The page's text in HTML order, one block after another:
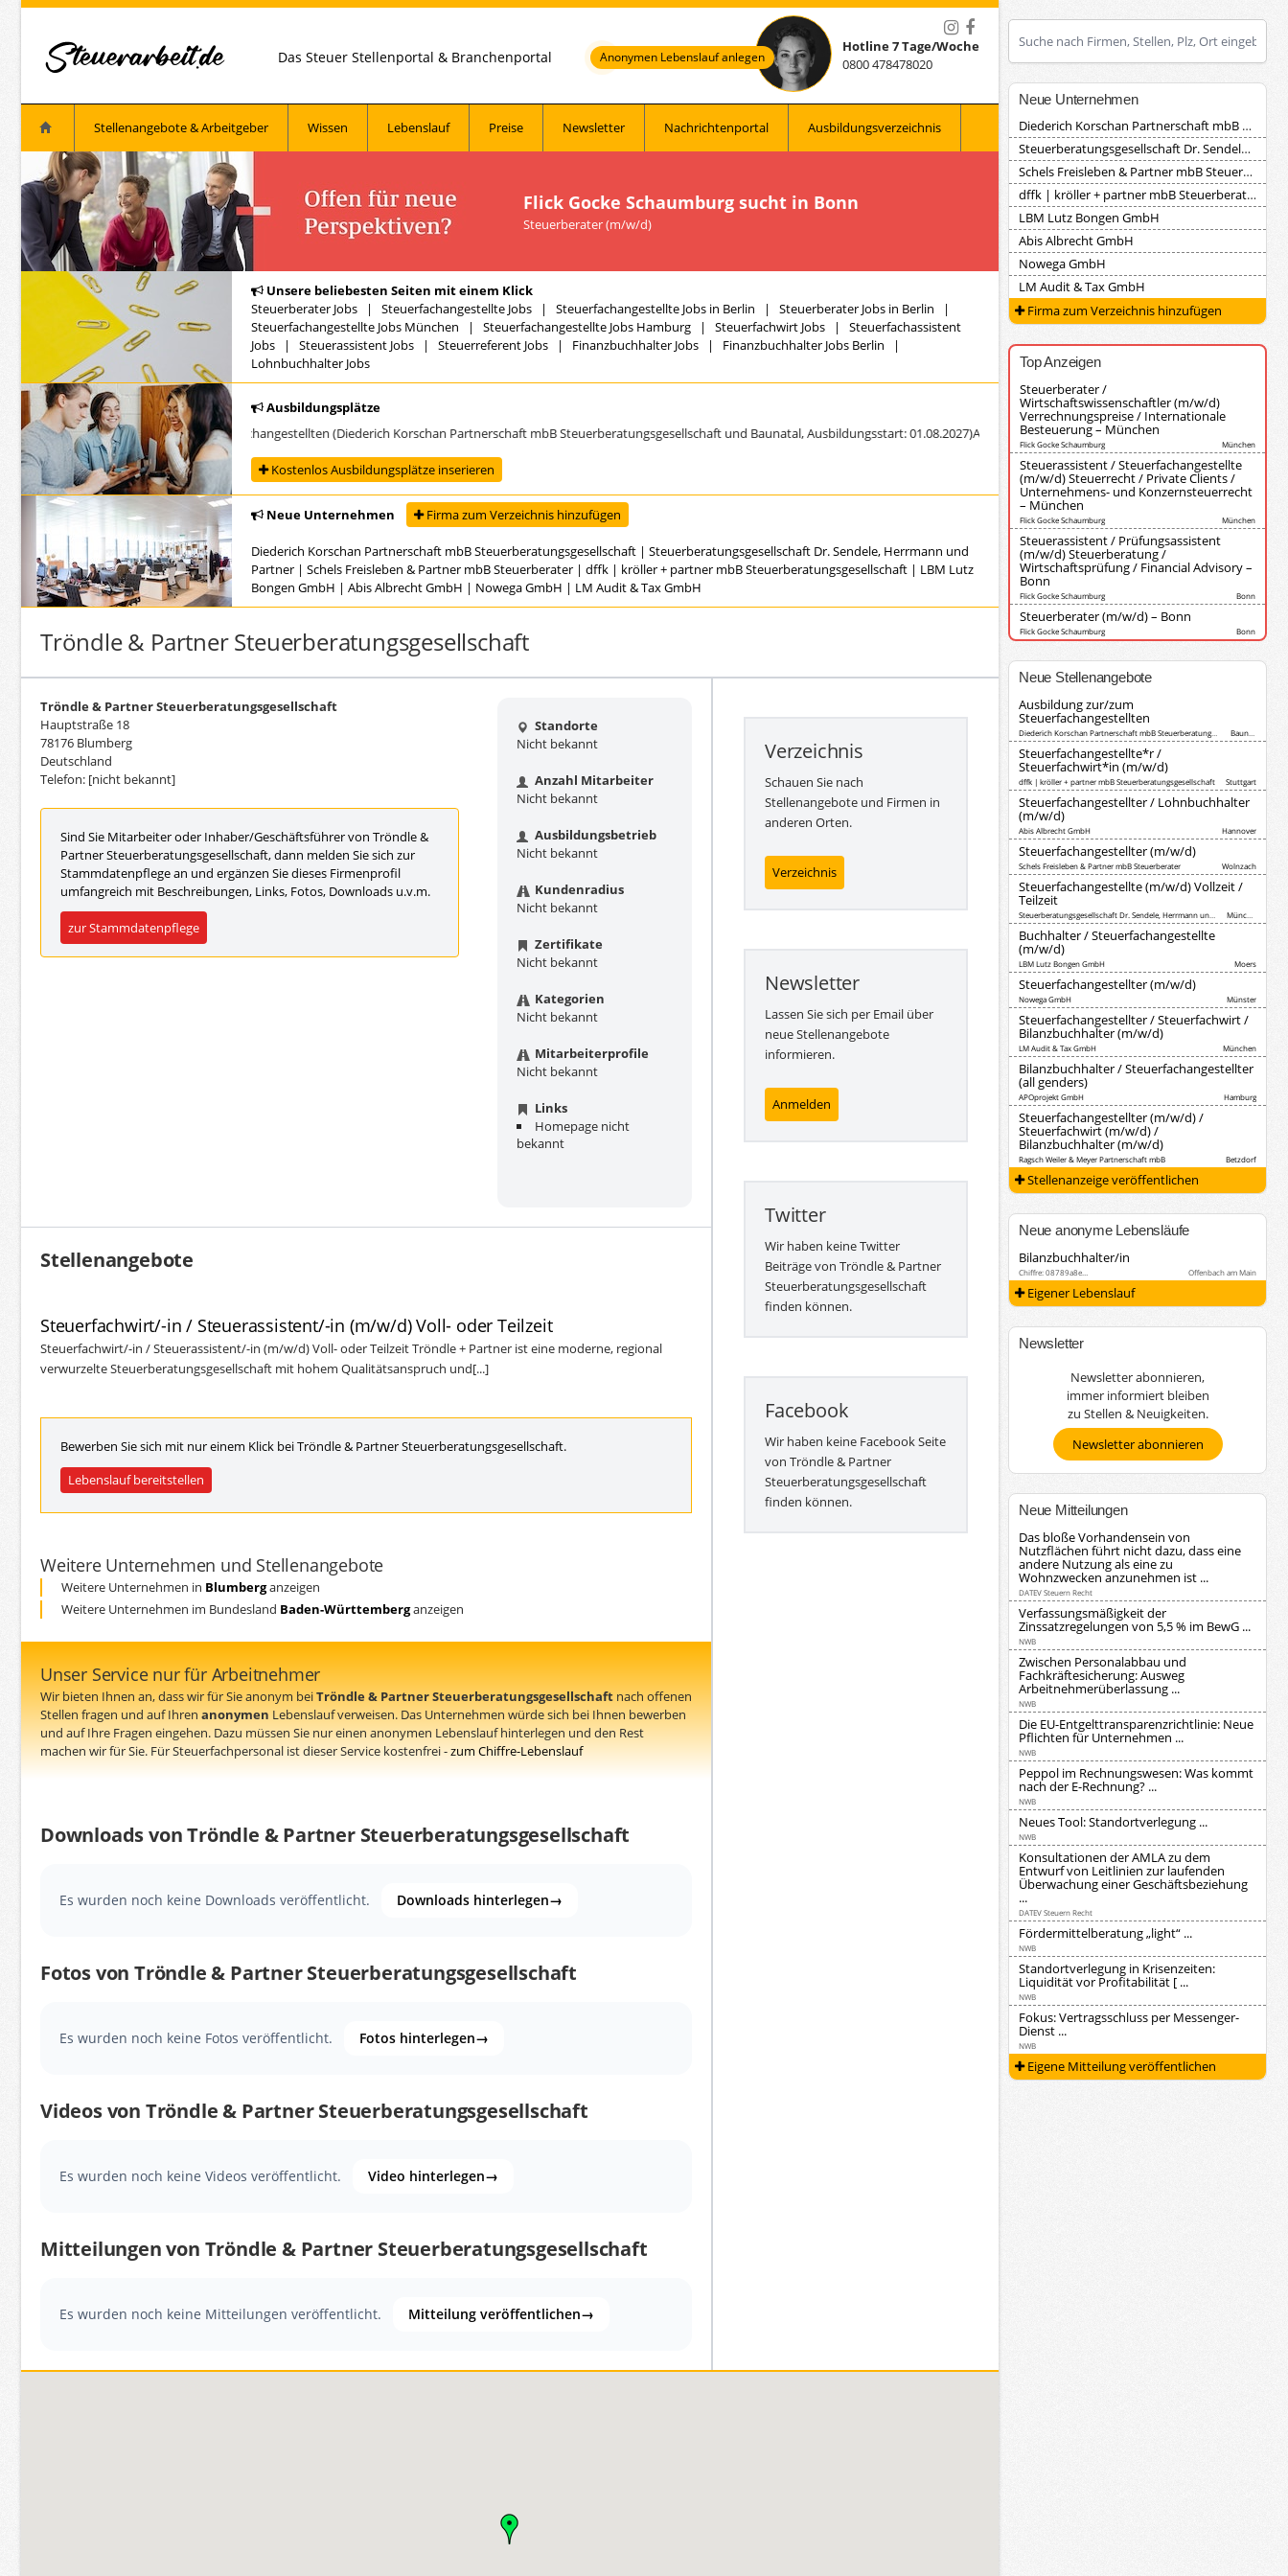
Das Steuer Stellenportal & Branchenportal Anonymen Lebenslauf anlegen
Hotline 7 Tage/Woche
0800 478478020
Stellenangebote & Arbeitgeber Wissen Lebenslauf Preise Newsletter Nachrichtenportal Ausbildungsverzeichnis
Flick Gocke Schaumburg sucht in Bonn
Steuerberater (m/w/d)
Unsere beliebesten Seiten mit einem Klick
Steuerberater Jobs | Steuerfachangestellte Jobs | Steuerfachangestellte Jobs in Berlin | Steuerberater Jobs in Berlin |
Steuerfachangestellte Jobs München | Steuerfachangestellte Jobs Hamburg | Steuerfachwirt Jobs | Steuerfachassistent
Jobs | Steuerassistent Jobs | Steuerreferent Jobs | Finanzbuchhalter Jobs | Finanzbuchhalter Jobs Berlin |
Lohnbuchhalter Jobs
Ausbildungsplätze
Ausbildung zur/zum Steuerfachangestellten (Diederich Korschan Partnerschaft mbB Steuerberatungsgesellschaft und Baunatal, Ausbildungsstart: 01.08.2027)Ausbildung zur/zum Steuerfachangestellten (Diederich
Kostenlos Ausbildungsplätze inserieren
Neue Unternehmen Firma zum Verzeichnis hinzufügen
Diederich Korschan Partnerschaft mbB Steuerberatungsgesellschaft | Steuerberatungsgesellschaft Dr. Sendele, Herrmann und
Partner | Schels Freisleben & Partner mbB Steuerberater | dffk | kröller + partner mbB Steuerberatungsgesellschaft | LBM Lutz
Bongen GmbH | Abis Albrecht GmbH | Nowega GmbH | LM Audit & Tax GmbH
Tröndle & Partner Steuerberatungsgesellschaft
Tröndle & Partner Steuerberatungsgesellschaft
Hauptstraße 18
78176 Blumberg
Deutschland
Telefon: [nicht bekannt]
Sind Sie Mitarbeiter oder Inhaber/Geschäftsführer von Tröndle &
Partner Steuerberatungsgesellschaft, dann melden Sie sich zur
Stammdatenpflege an und ergänzen Sie dieses Firmenprofil
umfangreich mit Beschreibungen, Links, Fotos, Downloads u.v.m.
zur Stammdatenpflege
Standorte
Nicht bekannt
Anzahl Mitarbeiter
Nicht bekannt
Ausbildungsbetrieb
Nicht bekannt
Kundenradius
Nicht bekannt
Zertifikate
Nicht bekannt
Kategorien
Nicht bekannt
Mitarbeiterprofile
Nicht bekannt
Links
Homepage nicht
bekannt
Stellenangebote
Steuerfachwirt/-in / Steuerassistent/-in (m/w/d) Voll- oder Teilzeit
Steuerfachwirt/-in / Steuerassistent/-in (m/w/d) Voll- oder Teilzeit Tröndle + Partner ist eine moderne, regional
verwurzelte Steuerberatungsgesellschaft mit hohem Qualitätsanspruch und[...]
Bewerben Sie sich mit nur einem Klick bei Tröndle & Partner Steuerberatungsgesellschaft.
Lebenslauf bereitstellen
Weitere Unternehmen und Stellenangebote
Weitere Unternehmen in Blumberganzeigen
Weitere Unternehmen im Bundesland Baden-Württemberganzeigen
Unser Service nur für Arbeitnehmer
Wir bieten Ihnen an, dass wir für Sie anonym beiTröndle & Partner Steuerberatungsgesellschaft nach offenen
Stellen fragen und auf Ihren anonymen Lebenslauf verweisen. Das Unternehmen würde sich bei Ihnen bewerben
und auf Ihre Fragen eingehen. Dazu müssen Sie nur einen anonymen Lebenslauf hinterlegen und den Rest
machen wir für Sie. Für Steuerfachpersonal ist dieser Service kostenfrei -zum Chiffre-Lebenslauf
Downloads von Tröndle & Partner Steuerberatungsgesellschaft
Es wurden noch keine Downloads veröffentlicht. Downloads hinterlegen→
Fotos von Tröndle & Partner Steuerberatungsgesellschaft
Es wurden noch keine Fotos veröffentlicht. Fotos hinterlegen→
Videos von Tröndle & Partner Steuerberatungsgesellschaft
Es wurden noch keine Videos veröffentlicht. Video hinterlegen→
Mitteilungen von Tröndle & Partner Steuerberatungsgesellschaft
Es wurden noch keine Mitteilungen veröffentlicht. Mitteilung veröffentlichen→
Verzeichnis
Schauen Sie nach
Stellenangebote und Firmen in
anderen Orten.
Verzeichnis
Newsletter
Lassen Sie sich per Email über
neue Stellenangebote
informieren.
Anmelden
Twitter
Wir haben keine Twitter
Beiträge von Tröndle & Partner
Steuerberatungsgesellschaft
finden können.
Facebook
Wir haben keine Facebook Seite
von Tröndle & Partner
Steuerberatungsgesellschaft
finden können.
Neue Unternehmen
Diederich Korschan Partnerschaft mbB Steuerberatungsgesellschaft
Steuerberatungsgesellschaft Dr. Sendele, Herrmann und Partner
Schels Freisleben & Partner mbB Steuerberater
dffk | kröller + partner mbB Steuerberatungsgesellschaft
LBM Lutz Bongen GmbH
Abis Albrecht GmbH
Nowega GmbH
LM Audit & Tax GmbH
Firma zum Verzeichnis hinzufügen
Top Anzeigen
Steuerberater /
Wirtschaftswissenschaftler (m/w/d)
Verrechnungspreise / Internationale
Besteuerung – München
Flick Gocke Schaumburg München
Steuerassistent / Steuerfachangestellte
(m/w/d) Steuerrecht / Private Clients /
Unternehmens- und Konzernsteuerrecht
– München
Flick Gocke Schaumburg München
Steuerassistent / Prüfungsassistent
(m/w/d) Steuerberatung /
Wirtschaftsprüfung / Financial Advisory –
Bonn
Flick Gocke Schaumburg Bonn
Steuerberater (m/w/d) – Bonn
Flick Gocke Schaumburg Bonn
Neue Stellenangebote
Ausbildung zur/zum
Steuerfachangestellten
Baunatal
Steuerfachangestellte*r /
Steuerfachwirt*in (m/w/d)
dffk | kröller + partner mbB Steuerberatungsgesellschaft Stuttgart
Steuerfachangestellter / Lohnbuchhalter
(m/w/d)
Abis Albrecht GmbH Hannover
Steuerfachangestellter (m/w/d)
Schels Freisleben & Partner mbB Steuerberater Wolnzach
Steuerfachangestellte (m/w/d) Vollzeit /
Teilzeit
München
Buchhalter / Steuerfachangestellte
(m/w/d)
LBM Lutz Bongen GmbH Moers
Steuerfachangestellter (m/w/d)
Nowega GmbH Münster
Steuerfachangestellter / Steuerfachwirt /
Bilanzbuchhalter (m/w/d)
LM Audit & Tax GmbH München
Bilanzbuchhalter / Steuerfachangestellter
(all genders)
APOprojekt GmbH Hamburg
Steuerfachangestellter (m/w/d) /
Steuerfachwirt (m/w/d) /
Bilanzbuchhalter (m/w/d)
Ragsch Weiler & Meyer Partnerschaft mbB Betzdorf
Stellenanzeige veröffentlichen
Neue anonyme Lebensläufe
Bilanzbuchhalter/in
Chiffre: 08789a8e… Offenbach am Main
Eigener Lebenslauf
Newsletter
Newsletter abonnieren,
immer informiert bleiben
zu Stellen & Neuigkeiten.
Newsletter abonnieren
Neue Mitteilungen
Das bloße Vorhandensein von
Nutzflächen führt nicht dazu, dass eine
andere Nutzung als eine zu
Wohnzwecken anzunehmen ist ...
DATEV Steuern Recht
Verfassungsmäßigkeit der
Zinssatzregelungen von 5,5 % im BewG ...
NWB
Zwischen Personalabbau und
Fachkräftesicherung: Ausweg
Arbeitnehmerüberlassung ...
NWB
Die EU-Entgelttransparenzrichtlinie: Neue
Pflichten für Unternehmen ...
NWB
Peppol im Rechnungswesen: Was kommt
nach der E-Rechnung? ...
NWB
Neues Tool: Standortverlegung ...
NWB
Konsultationen der AMLA zu dem
Entwurf von Leitlinien zur laufenden
Überwachung einer Geschäftsbeziehung
...
DATEV Steuern Recht
Fördermittelberatung „light“ ...
NWB
Standortverlegung in Krisenzeiten:
Liquidität vor Profitabilität [ ...
NWB
Fokus: Vertragsschluss per Messenger-
Dienst ...
NWB
Eigene Mitteilung veröffentlichen